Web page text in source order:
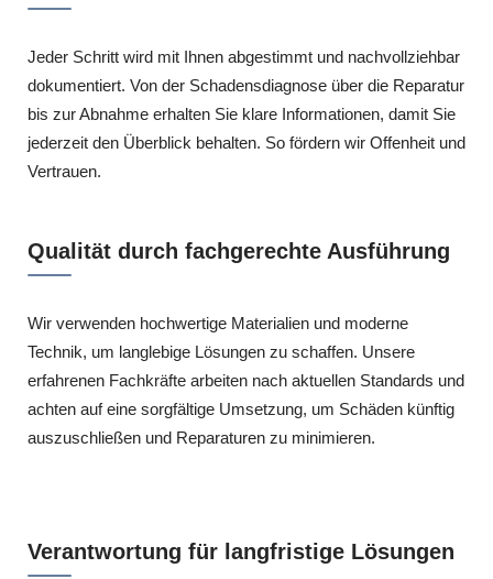
Qualität durch fachgerechte Ausführung
Wir verwenden hochwertige Materialien und moderne
Technik, um langlebige Lösungen zu schaffen. Unsere
erfahrenen Fachkräfte arbeiten nach aktuellen Standards und
achten auf eine sorgfältige Umsetzung, um Schäden künftig
auszuschließen und Reparaturen zu minimieren.
Jeder Schritt wird mit Ihnen abgestimmt und nachvollziehbar
dokumentiert. Von der Schadensdiagnose über die Reparatur
bis zur Abnahme erhalten Sie klare Informationen, damit Sie
jederzeit den Überblick behalten. So fördern wir Offenheit und
Vertrauen.
Verantwortung für langfristige Lösungen